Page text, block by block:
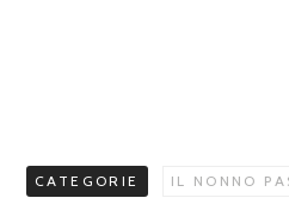
CATEGORIE
IL NONNO